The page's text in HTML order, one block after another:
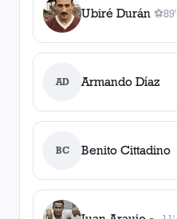
Ubiré Durán ⚽
1gol
89'
AD Armando Díaz
BC Benito Cittadino